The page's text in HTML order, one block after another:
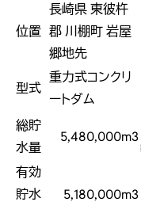
位置
長崎県 東彼杵
郡 川棚町 岩屋
郷地先
型式
重力式コンクリ
ートダム
総貯
水量
5,480,000m3
有効
貯水
5,180,000m3